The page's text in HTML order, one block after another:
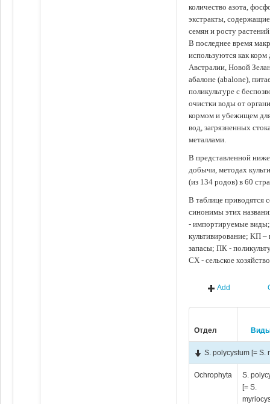
количество азота,
экстракты,
семян и росту
В последнее время
используются как
Австралии, Новой
абалоне (abalone),
поликультуре с
очистки воды от
кормом и убежищем
вод, загрязненных
металлами.
В представленной
добычи, методах
(из 134 родов) в 60
В таблице приводятся
синонимы этих
- импортируемые
культивирование; КП
запасы; ПК -
СХ - сельское
Add
Отдел
S. polycystum [= S.
Ochrophyta
S.
[= S.